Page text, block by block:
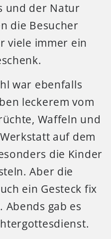
und der Natur
die Besucher
viele immer ein
war ebenfalls
leckerem vom
Waffeln und
auf dem
die Kinder
Aber die
ein Gesteck fix
gab es